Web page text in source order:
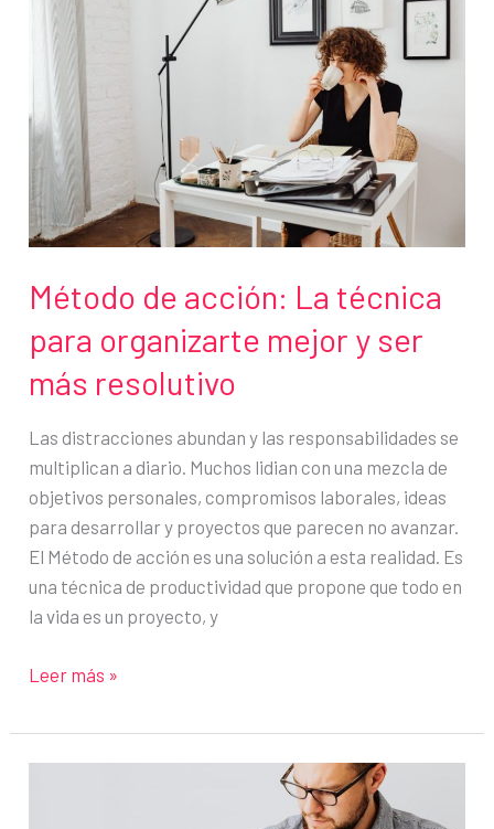
ordenador
hará
más
productivo
Método de acción: La técnica
para organizarte mejor y ser
más resolutivo
Las distracciones abundan y las responsabilidades se
multiplican a diario. Muchos lidian con una mezcla de
objetivos personales, compromisos laborales, ideas
para desarrollar y proyectos que parecen no avanzar.
El Método de acción es una solución a esta realidad. Es
una técnica de productividad que propone que todo en
la vida es un proyecto, y
Método
acción:
La
Leer más »